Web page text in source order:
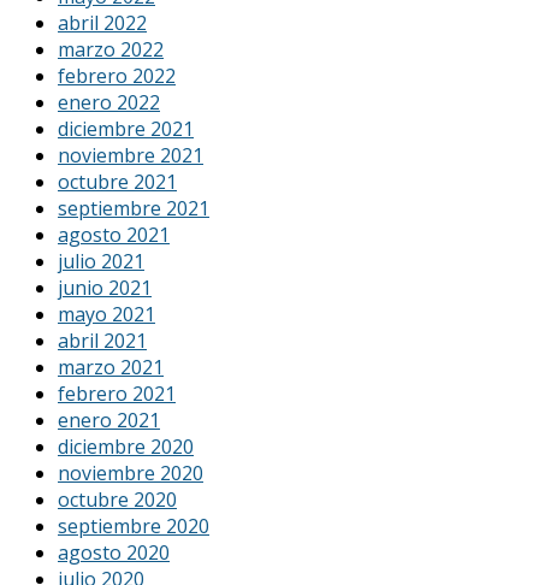
abril 2022
marzo 2022
febrero 2022
enero 2022
diciembre 2021
noviembre 2021
octubre 2021
septiembre 2021
agosto 2021
julio 2021
junio 2021
mayo 2021
abril 2021
marzo 2021
febrero 2021
enero 2021
diciembre 2020
noviembre 2020
octubre 2020
septiembre 2020
agosto 2020
julio 2020